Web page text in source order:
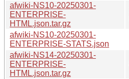
afwiki-NS10-20250301-
ENTERPRISE-
HTML.json.tar.gz
afwiki-NS10-20250301-
ENTERPRISE-STATS.json
afwiki-NS14-20250301-
ENTERPRISE-
HTML.json.tar.gz